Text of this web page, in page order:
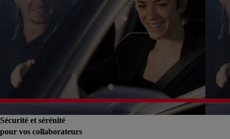
Sécurité et sérénité
pour vos collaborateurs